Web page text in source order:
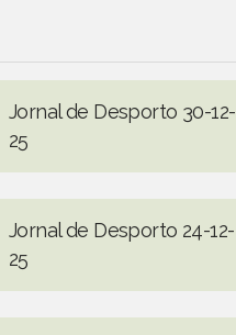
Jornal de Desporto 30-12-
25
Jornal de Desporto 24-12-
25